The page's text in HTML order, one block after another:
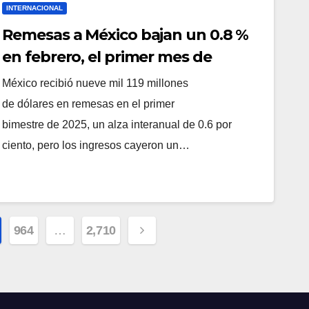
INTERNACIONAL
Remesas a México bajan un 0.8 %
en febrero, el primer mes de
Trump en la Casa Blanca
México recibió nueve mil 119 millones
de dólares en remesas en el primer
bimestre de 2025, un alza interanual de 0.6 por
ciento, pero los ingresos cayeron un…
964 … 2,710